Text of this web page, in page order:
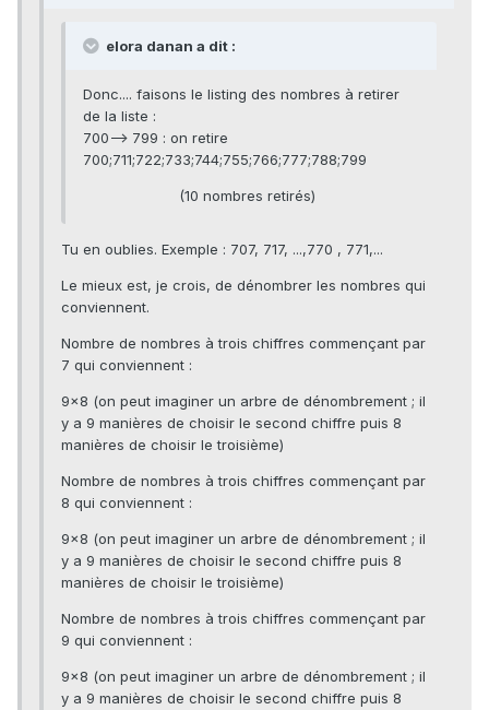
elora danan a dit :
Donc.... faisons le listing des nombres à retirer
de la liste :
700--> 799 : on retire
700;711;722;733;744;755;766;777;788;799
(10 nombres retirés)
Tu en oublies. Exemple : 707, 717, ...,770 , 771,...
Le mieux est, je crois, de dénombrer les nombres qui
conviennent.
Nombre de nombres à trois chiffres commençant par
7 qui conviennent :
9×8 (on peut imaginer un arbre de dénombrement ; il
y a 9 manières de choisir le second chiffre puis 8
manières de choisir le troisième)
Nombre de nombres à trois chiffres commençant par
8 qui conviennent :
9×8 (on peut imaginer un arbre de dénombrement ; il
y a 9 manières de choisir le second chiffre puis 8
manières de choisir le troisième)
Nombre de nombres à trois chiffres commençant par
9 qui conviennent :
9×8 (on peut imaginer un arbre de dénombrement ; il
y a 9 manières de choisir le second chiffre puis 8